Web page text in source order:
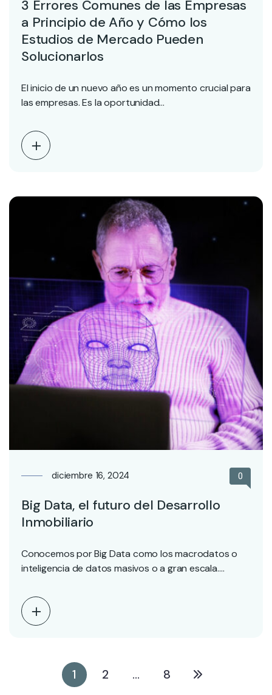
3 Errores Comunes de las Empresas
a Principio de Año y Cómo los
Estudios de Mercado Pueden
Solucionarlos
El inicio de un nuevo año es un momento crucial para
las empresas. Es la oportunidad…
diciembre 16, 2024 0
Big Data, el futuro del Desarrollo
Inmobiliario
Conocemos por Big Data como los macrodatos o
inteligencia de datos masivos o a gran escala.…
1 2 … 8